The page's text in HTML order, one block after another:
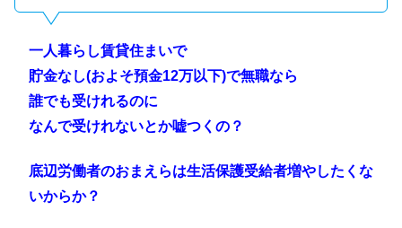
一人暮らし賃貸住まいで
貯金なし(およそ預金12万以下)で無職なら
誰でも受けれるのに
なんで受けれないとか嘘つくの？
底辺労働者のおまえらは生活保護受給者増やしたくな
いからか？